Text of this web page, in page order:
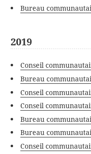
Bureau
2019
Conseil
Bureau
Conseil
Conseil
Bureau
Bureau
Conseil